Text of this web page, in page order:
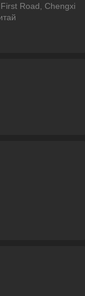
Road, Chengxi